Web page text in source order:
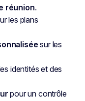
réunion.
les plans
sur les
identités et des
pour un contrôle